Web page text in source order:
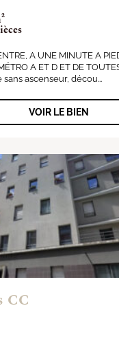
A UNE MINUTE A
A ET D ET DE
ascenseur, décou...
VOIR LE BIEN
CC